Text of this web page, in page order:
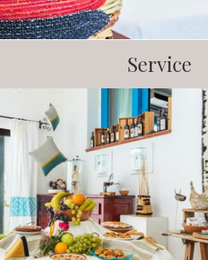
Service